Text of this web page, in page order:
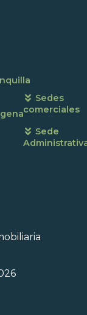
atención
Sedes
comerciales
Sede